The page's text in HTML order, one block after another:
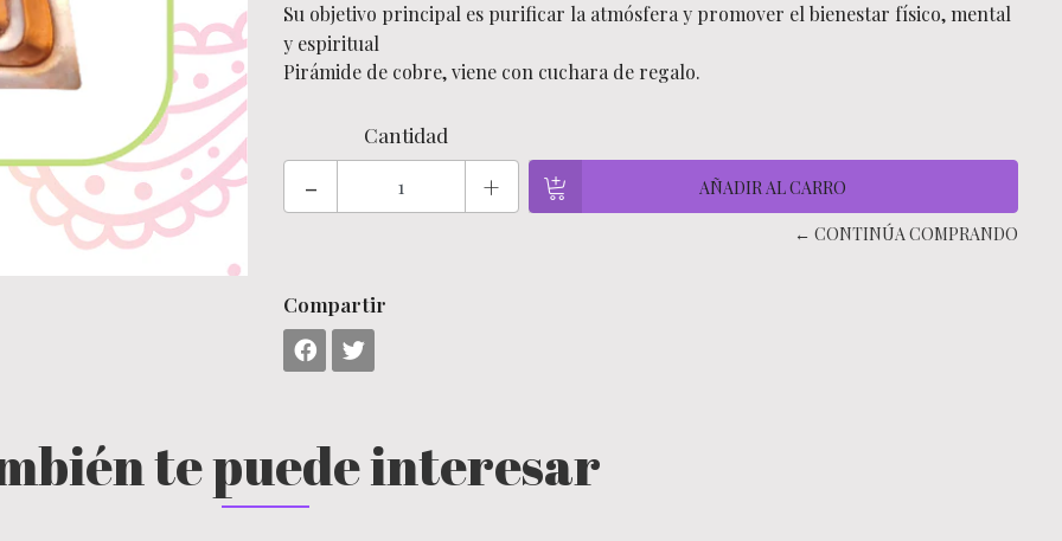
Su objetivo principal es purificar la atmósfera y promover el bienestar físico, mental
y espiritual
Pirámide de cobre, viene con cuchara de regalo.
Cantidad
- +
← CONTINÚA COMPRANDO
Compartir
te puede interesar